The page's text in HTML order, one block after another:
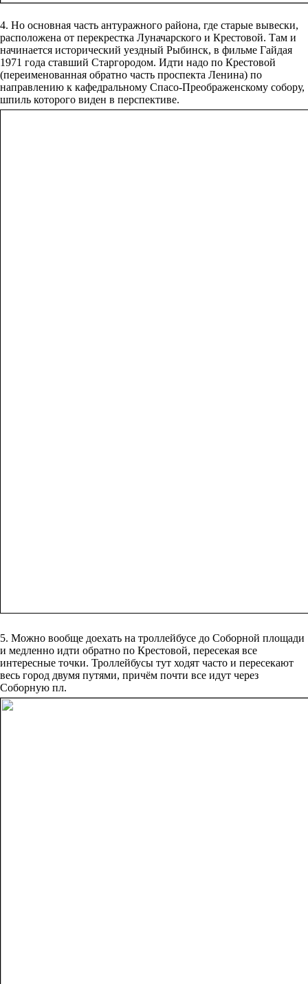
4. Но основная часть антуражного района, где старые вывески,
расположена от перекрестка Луначарского и Крестовой. Там и
начинается исторический уездный Рыбинск, в фильме Гайдая
1971 года ставший Старгородом. Идти надо по Крестовой
(переименованная обратно часть проспекта Ленина) по
направлению к кафедральному Спасо-Преображенскому собору,
шпиль которого виден в перспективе.
5. Можно вообще доехать на троллейбусе до Соборной площади
и медленно идти обратно по Крестовой, пересекая все
интересные точки. Троллейбусы тут ходят часто и пересекают
весь город двумя путями, причём почти все идут через
Соборную пл.